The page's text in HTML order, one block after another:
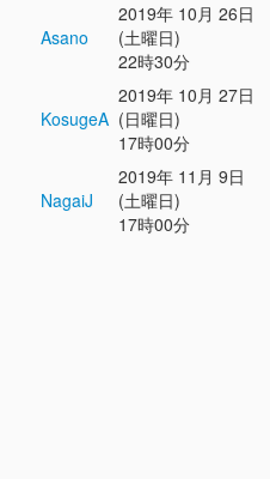
Asano
2019年 10月 26日
(土曜日)
22時30分
KosugeA
2019年 10月 27日
(日曜日)
17時00分
NagaiJ
2019年 11月 9日
(土曜日)
17時00分